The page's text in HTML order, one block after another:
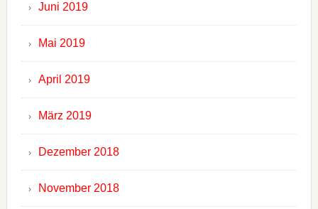
Juni 2019
Mai 2019
April 2019
März 2019
Dezember 2018
November 2018